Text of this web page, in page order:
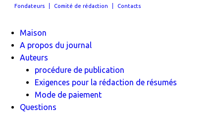
Fondateurs Comité de rédaction Contacts
Maison
A propos du journal
Auteurs
procédure de publication
Exigences pour la rédaction de résumés
Mode de paiement
Questions